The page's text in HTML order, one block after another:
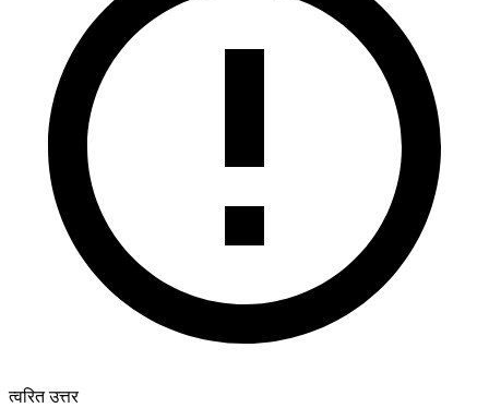
त्वरित उत्तर